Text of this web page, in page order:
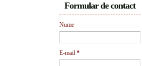
Formular de contact
Nume
E-mail *